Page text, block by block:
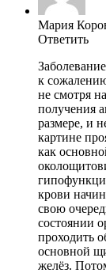
Мария
Ответить
к
не смотря
получения
размере, и
картине
как
крови
свою
состоянии
проходить
основной
желёз.